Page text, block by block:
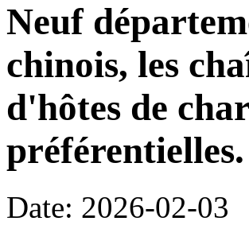
Neuf
chinois, les
d'hôtes de
préférentielles.
Date: 2026-02-03